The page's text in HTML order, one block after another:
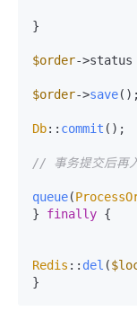
}
$order->status
$order->save();
Db:: commit ();
// 事务提交后再
queue(
} finally {
Redis :: del (